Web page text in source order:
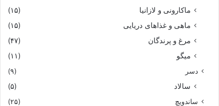
ماکارونی و لازانیا
(۱۵)
ماهی و غذاهای دریایی
(۱۵)
مرغ و پرندگان
(۴۷)
میگو
(۱۱)
دسر (۹)
سالاد (۵)
ساندویچ
(۲۵)